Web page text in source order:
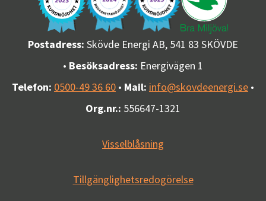
Postadress: Skövde Energi AB, 541 83 SKÖVDE
• Besöksadress: Energivägen 1
Telefon: 0500-49 36 60 • Mail: info@skovdeenergi.se •
Org.nr.: 556647-1321
Visselblåsning
Tillgänglighetsredogörelse